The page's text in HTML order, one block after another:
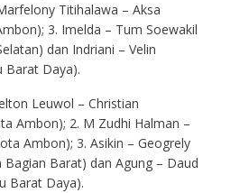
Titihalawa – Aksa
3. Imelda – Tum Soewakil
dan Indriani – Velin
Barat Daya).
Leuwol – Christian
Ambon); 2. M Zudhi Halman –
Ambon); 3. Asikin – Geogrely
Bagian Barat) dan Agung – Daud
Barat Daya).